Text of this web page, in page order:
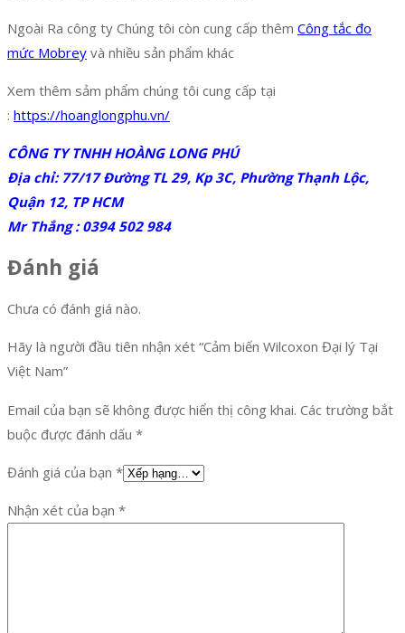
Ngoài Ra công ty Chúng tôi còn cung cấp thêm Công tắc đo
mức Mobrey và nhiều sản phẩm khác
Xem thêm sảm phẩm chúng tôi cung cấp tại
: https://hoanglongphu.vn/
CÔNG TY TNHH HOÀNG LONG PHÚ
Địa chỉ: 77/17 Đường TL 29, Kp 3C, Phường Thạnh Lộc,
Quận 12, TP HCM
Mr Thắng : 0394 502 984
Đánh giá
Chưa có đánh giá nào.
Hãy là người đầu tiên nhận xét “Cảm biến Wilcoxon Đại lý Tại
Việt Nam”
Email của bạn sẽ không được hiển thị công khai. Các trường bắt
buộc được đánh dấu *
Đánh giá của bạn *
Nhận xét của bạn *